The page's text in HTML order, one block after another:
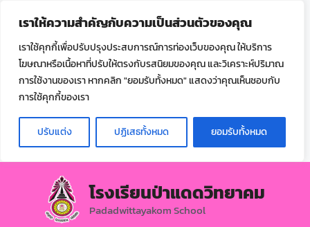
เราให้ความสำคัญกับความเป็นส่วนตัวของคุณ
เราใช้คุกกี้เพื่อปรับปรุงประสบการณ์การท่องเว็บของคุณ ให้บริการ
โฆษณาหรือเนื้อหาที่ปรับให้ตรงกับรสนิยมของคุณ และวิเคราะห์ปริมาณ
การใช้งานของเรา หากคลิก "ยอมรับทั้งหมด" แสดงว่าคุณเห็นชอบกับ
การใช้คุกกี้ของเรา
ปรับแต่ง ปฏิเสธทั้งหมด ยอมรับทั้งหมด
โรงเรียนป่าแดดวิทยาคม
Padadwittayakom School